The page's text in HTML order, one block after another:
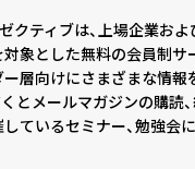
クティブは、上場企業お
象とした無料の会員制サ
層向けにさまざまな情報
とメールマガジンの購読
ているセミナー、勉強会